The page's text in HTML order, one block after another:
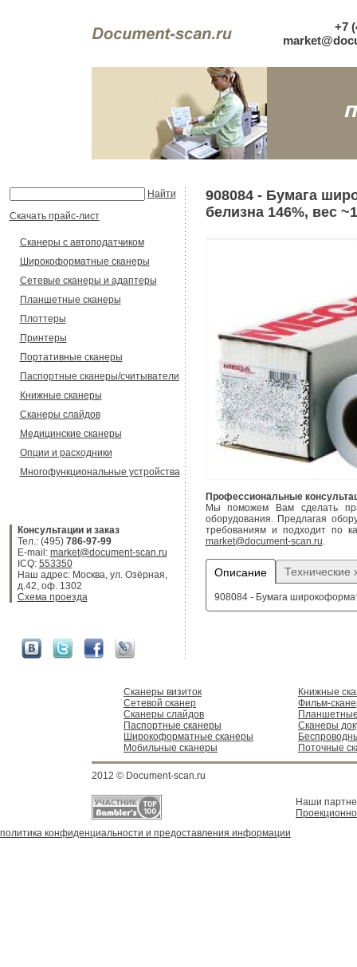
+7
Найти
Скачать прайс-лист
Сканеры с автоподатчиком
Широкоформатные сканеры
Сетевые сканеры и адаптеры
Планшетные сканеры
Плоттеры
Принтеры
Портативные сканеры
Паспортные сканеры/считыватели
Книжные сканеры
Сканеры слайдов
Медицинские сканеры
Опции и расходники
Многофункциональные устройства
Консультации и заказ
Тел.: (495) 786-97-99
E-mail: market@document-scan.ru
ICQ: 553350
Наш адрес: Москва, ул. Озёрная,
д.42, оф. 1302
Схема проезда
908084 - Бумага
белизна 146%, вес
Профессиональные
Мы поможем Вам сделать
оборудования. Предлагая
требованиям и подходит по
market@document-scan.ru.
Описание Технические
908084 - Бумага
Сканеры визиток
Сетевой сканер
Сканеры слайдов
Паспортные сканеры
Широкоформатные сканеры
Мобильные сканеры
Книжные
Фильм-
Сканеры
Поточные
2012 © Document-scan.ru
Наши
политика конфиденциальности и предоставления информации